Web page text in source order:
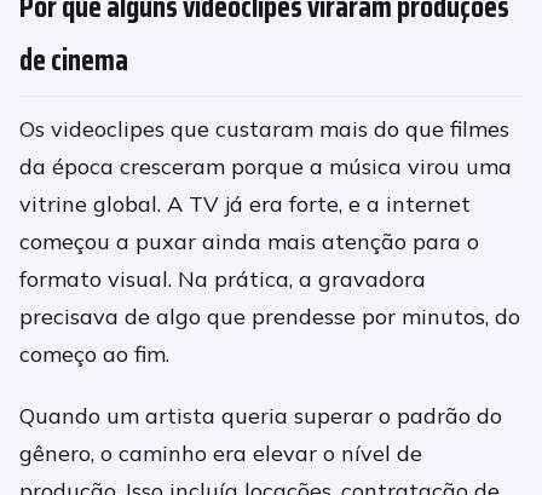
de cinema
Os videoclipes que custaram mais do que filmes
da época cresceram porque a música virou uma
vitrine global. A TV já era forte, e a internet
começou a puxar ainda mais atenção para o
formato visual. Na prática, a gravadora
precisava de algo que prendesse por minutos, do
começo ao fim.
Quando um artista queria superar o padrão do
gênero, o caminho era elevar o nível de